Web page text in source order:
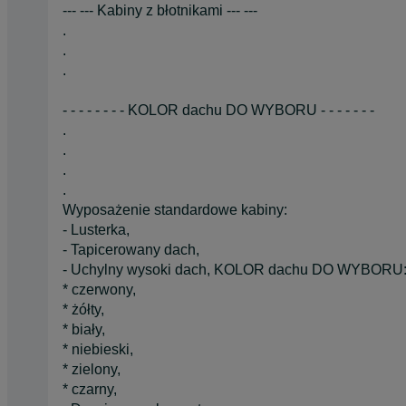
--- --- Kabiny z błotnikami --- ---
.
.
.
- - - - - - - - KOLOR dachu DO WYBORU - - - - - - -
.
.
.
.
Wyposażenie standardowe kabiny:
- Lusterka,
- Tapicerowany dach,
- Uchylny wysoki dach, KOLOR dachu DO WYBORU:
* czerwony,
* żółty,
* biały,
* niebieski,
* zielony,
* czarny,